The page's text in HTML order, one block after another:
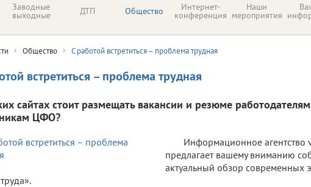
Заводные
выходные ДТП Общество Интернет-
конференция
Наши
мероприятия
Общество С работой встретиться – проблема трудная
встретиться – проблема трудная
сайтах стоит размещать вакансии и резюме
ЦФО?
Информационное агентство
предлагает вашему вниманию
актуальный обзор современных